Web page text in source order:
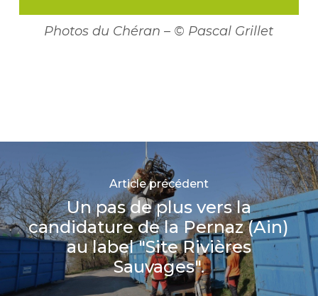
Photos du Chéran – © Pascal Grillet
Article précédent
Un pas de plus vers la
candidature de la Pernaz (Ain)
au label "Site Rivières
Sauvages".